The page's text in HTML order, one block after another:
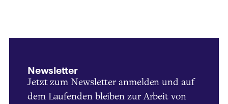
Newsletter
Jetzt zum Newsletter anmelden und auf
dem Laufenden bleiben zur Arbeit von